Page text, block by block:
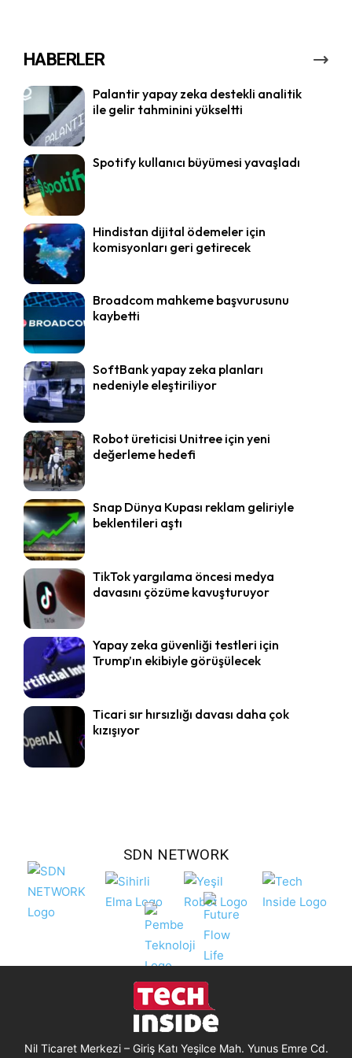
HABERLER
Palantir yapay zeka destekli analitik
ile gelir tahminini yükseltti
Spotify kullanıcı büyümesi yavaşladı
Hindistan dijital ödemeler için
komisyonları geri getirecek
Broadcom mahkeme başvurusunu
kaybetti
SoftBank yapay zeka planları
nedeniyle eleştiriliyor
Robot üreticisi Unitree için yeni
değerleme hedefi
Snap Dünya Kupası reklam geliriyle
beklentileri aştı
TikTok yargılama öncesi medya
davasını çözüme kavuşturuyor
Yapay zeka güvenliği testleri için
Trump’ın ekibiyle görüşülecek
Ticari sır hırsızlığı davası daha çok
kızışıyor
SDN NETWORK
Nil Ticaret Merkezi – Giriş Katı Yeşilce Mah. Yunus Emre Cd.